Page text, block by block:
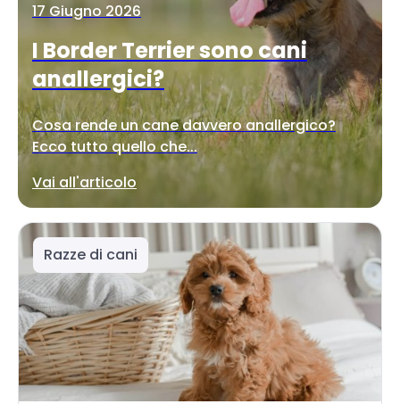
17 Giugno 2026
I Border Terrier sono cani
anallergici?
Cosa rende un cane davvero anallergico?
Ecco tutto quello che...
Vai all'articolo
Razze di cani